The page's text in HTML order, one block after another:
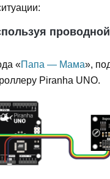
«Папа — Мама»,
Piranha UNO.